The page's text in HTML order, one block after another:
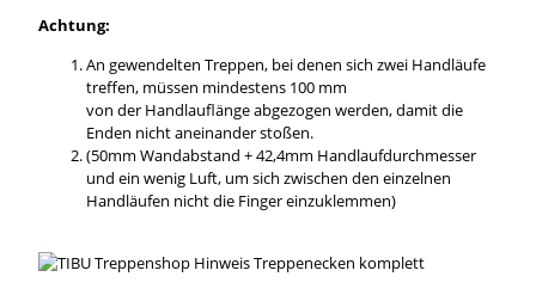
Achtung:
An gewendelten Treppen, bei denen sich zwei Handläufe
treffen, müssen mindestens 100 mm
von der Handlauflänge abgezogen werden, damit die
Enden nicht aneinander stoßen.
(50mm Wandabstand + 42,4mm Handlaufdurchmesser
und ein wenig Luft, um sich zwischen den einzelnen
Handläufen nicht die Finger einzuklemmen)